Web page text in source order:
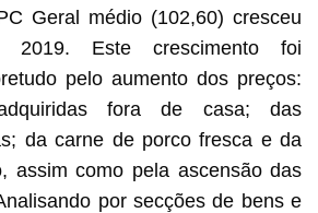
Geral médio (102,60) cresceu
Este crescimento foi
pelo aumento dos preços:
fora de casa; das
da carne de porco fresca e da
assim como pela ascensão das
por secções de bens e